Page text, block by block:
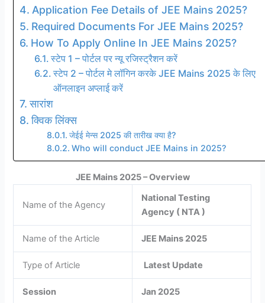
Application Fee Details of JEE Mains 2025?
Required Documents For JEE Mains 2025?
How To Apply Online In JEE Mains 2025?
स्टेप 1 – पोर्टल पर न्यू रजिस्ट्रैशन करें
स्टेप 2 – पोर्टल मे लॉगिन करके JEE Mains 2025 के लिए
ऑनलाइन अप्लाई करें
सारांश
क्विक लिंक्स
जेईई मेन्स 2025 की तारीख क्या है?
Who will conduct JEE Mains in 2025?
JEE Mains 2025 – Overview
Name of the Agency
National Testing
Agency ( NTA )
Name of the Article JEE Mains 2025
Type of Article Latest Update
Session Jan 2025